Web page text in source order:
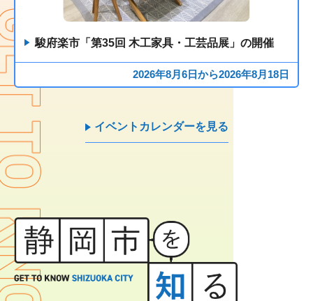
駿府楽市「第35回 木工家具・工芸品展」の開催
2026年8月6日から2026年8月18日
イベントカレンダーを見る